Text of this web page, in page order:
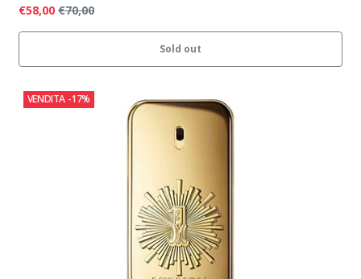
€58,00 €70,00
Sold out
VENDITA -17%